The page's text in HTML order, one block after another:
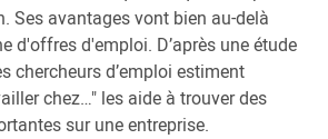
Ses avantages vont bien au-delà
d'offres d'emploi. D’après une étude
chercheurs d’emploi estiment
chez…" les aide à trouver des
sur une entreprise.